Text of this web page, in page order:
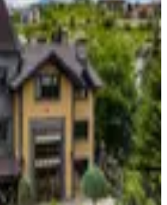
17.06.2026
Ayhan Akyüz